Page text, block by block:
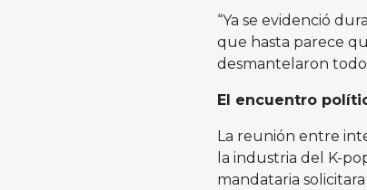
“Ya se evidenció
que hasta parece
desmantelaron todo
El encuentro
La reunión entre
la industria del K-
mandataria